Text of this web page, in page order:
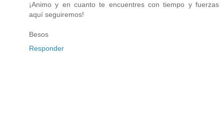
¡Animo y en cuanto te encuentres con tiempo y fuerzas
aquí seguiremos!
Besos
Responder